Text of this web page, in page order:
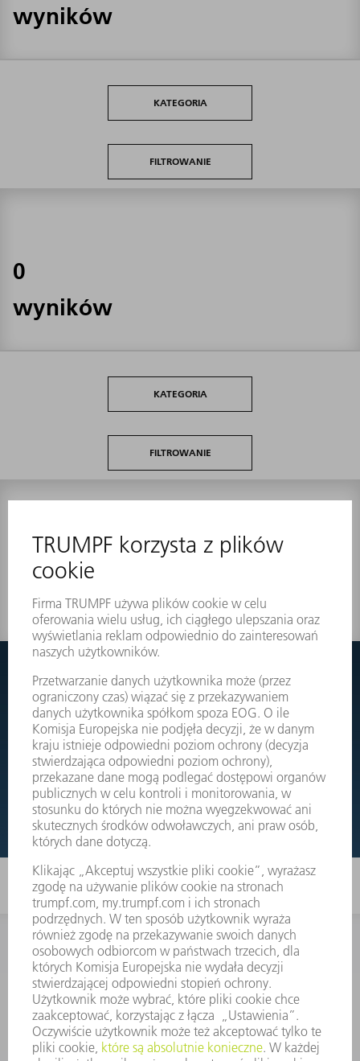
wyników
KATEGORIA
FILTROWANIE
0
wyników
KATEGORIA
FILTROWANIE
wyników
Nic nie znaleziono?
Wystarczy przejść do rysunków złożeniowych Państwa
maszyn i bezpośrednio zamówić potrzebną część.
RYSUNKI ZŁOŻENIOWE
KONTAKT
Dział Części Zamiennych i Narzędzi
48225753936
8.00 - 17.00
czesci.zamienne@trumpf.com